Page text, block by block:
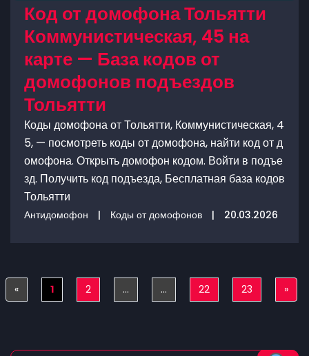
Код от домофона Тольятти
Коммунистическая, 45 на
карте — База кодов от
домофонов подъездов
Тольятти
Коды домофона от Тольятти, Коммунистическая, 4
5, — посмотреть коды от домофона, найти код от д
омофона. Открыть домофон кодом. Войти в подъе
зд. Получить код подъезда, Бесплатная база кодов
Тольятти
Антидомофон | Коды от домофонов | 20.03.2026
«Previous
1 2 ... ... 22 23 »Next